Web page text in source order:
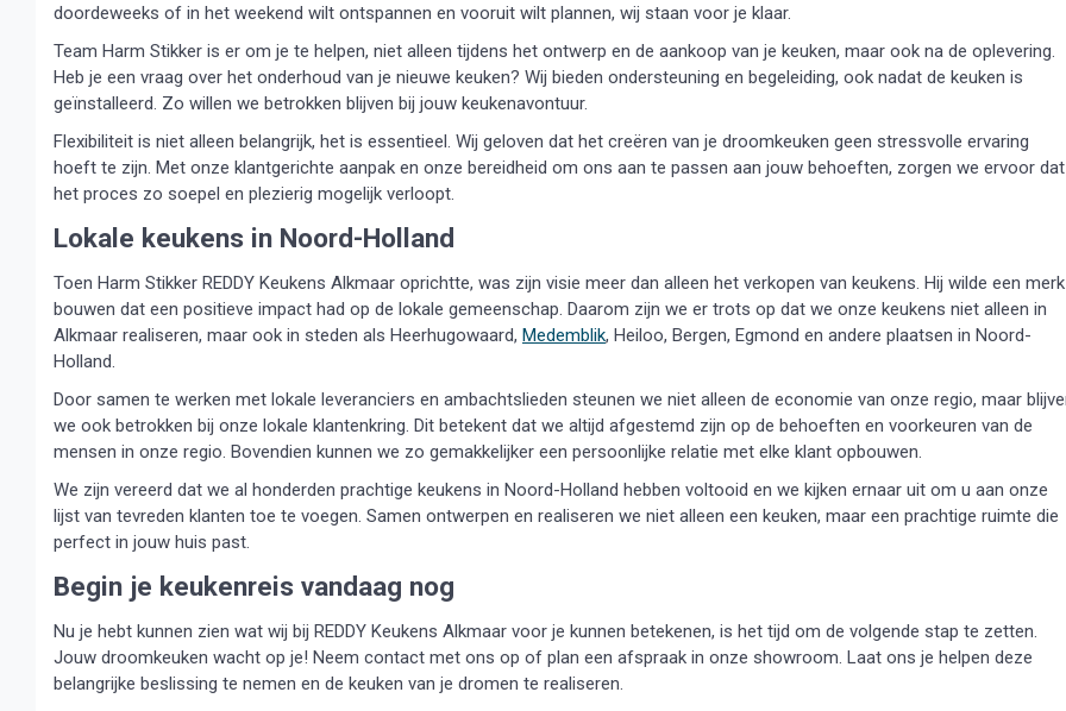
doordeweeks of in het weekend wilt ontspannen en vooruit wilt plannen, wij staan voor je klaar.
Team Harm Stikker is er om je te helpen, niet alleen tijdens het ontwerp en de aankoop van je keuken, maar ook na de oplevering.
Heb je een vraag over het onderhoud van je nieuwe keuken? Wij bieden ondersteuning en begeleiding, ook nadat de keuken is
geïnstalleerd. Zo willen we betrokken blijven bij jouw keukenavontuur.
Flexibiliteit is niet alleen belangrijk, het is essentieel. Wij geloven dat het creëren van je droomkeuken geen stressvolle ervaring
hoeft te zijn. Met onze klantgerichte aanpak en onze bereidheid om ons aan te passen aan jouw behoeften, zorgen we ervoor dat
het proces zo soepel en plezierig mogelijk verloopt.
Lokale keukens in Noord-Holland
Toen Harm Stikker REDDY Keukens Alkmaar oprichtte, was zijn visie meer dan alleen het verkopen van keukens. Hij wilde een merk
bouwen dat een positieve impact had op de lokale gemeenschap. Daarom zijn we er trots op dat we onze keukens niet alleen in
Alkmaar realiseren, maar ook in steden als Heerhugowaard, Medemblik, Heiloo, Bergen, Egmond en andere plaatsen in Noord-
Holland.
Door samen te werken met lokale leveranciers en ambachtslieden steunen we niet alleen de economie van onze regio, maar
we ook betrokken bij onze lokale klantenkring. Dit betekent dat we altijd afgestemd zijn op de behoeften en voorkeuren van de
mensen in onze regio. Bovendien kunnen we zo gemakkelijker een persoonlijke relatie met elke klant opbouwen.
We zijn vereerd dat we al honderden prachtige keukens in Noord-Holland hebben voltooid en we kijken ernaar uit om u aan onze
lijst van tevreden klanten toe te voegen. Samen ontwerpen en realiseren we niet alleen een keuken, maar een prachtige ruimte die
perfect in jouw huis past.
Begin je keukenreis vandaag nog
Nu je hebt kunnen zien wat wij bij REDDY Keukens Alkmaar voor je kunnen betekenen, is het tijd om de volgende stap te zetten.
Jouw droomkeuken wacht op je! Neem contact met ons op of plan een afspraak in onze showroom. Laat ons je helpen deze
belangrijke beslissing te nemen en de keuken van je dromen te realiseren.